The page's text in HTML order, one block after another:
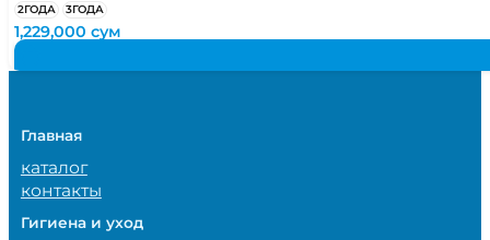
2ГОДА 3ГОДА
1,229,000сум
Главная
каталог
контакты
Гигиена и уход